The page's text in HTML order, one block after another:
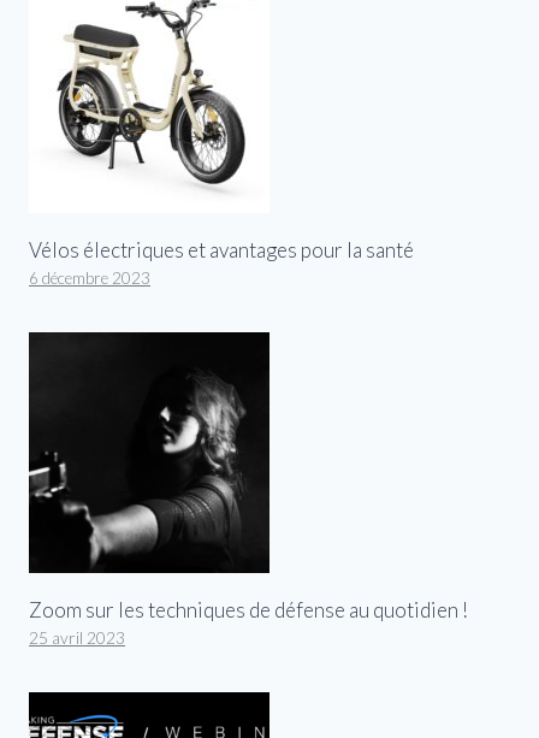
Vélos électriques et avantages pour la santé
6 décembre 2023
Zoom sur les techniques de défense au quotidien !
25 avril 2023